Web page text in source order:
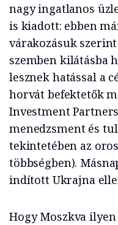
nagy ingatlanos
is kiadott: ebben
várakozásuk
szemben kilátásba
lesznek hatással a
horvát befektetők
Investment
menedzsment és
tekintetében az
többségben).
indított Ukrajna
Hogy Moszkva